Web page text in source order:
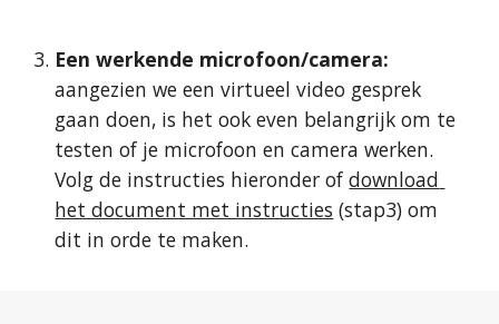
aangezien we een virtueel video gesprek
gaan doen, is het ook even belangrijk om te
testen of je microfoon en camera werken.
Volg de instructies hieronder of download
het document met instructies (stap3) om
dit in orde te maken.